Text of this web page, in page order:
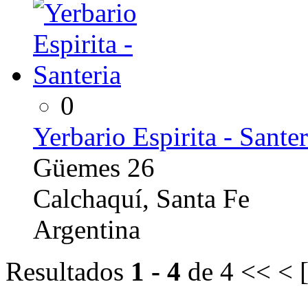
0
Yerbario Espirita -
Güemes 26
Calchaquí, Santa Fe
Argentina
Resultados 1 - 4 de 4 << < [